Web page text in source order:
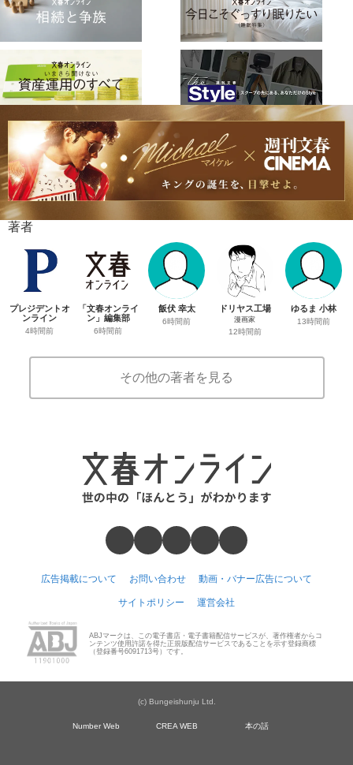
著者
プレジデントオ
ンライン
4時間前
「文春オンライ
ン」編集部
6時間前
飯伏 幸太
6時間前
ドリヤス工場
漫画家
12時間前
ゆるま 小林
13時間前
その他の著者を見る
広告掲載について お問い合わせ 動画・バナー広告について
サイトポリシー 運営会社
ABJマークは、この電子書店・電子書籍配信サービスが、著作権者からコ
ンテンツ使用許諾を得た正規版配信サービスであることを示す登録商標
（登録番号6091713号）です。
(c) Bungeishunju Ltd.
Number Web CREA WEB 本の話